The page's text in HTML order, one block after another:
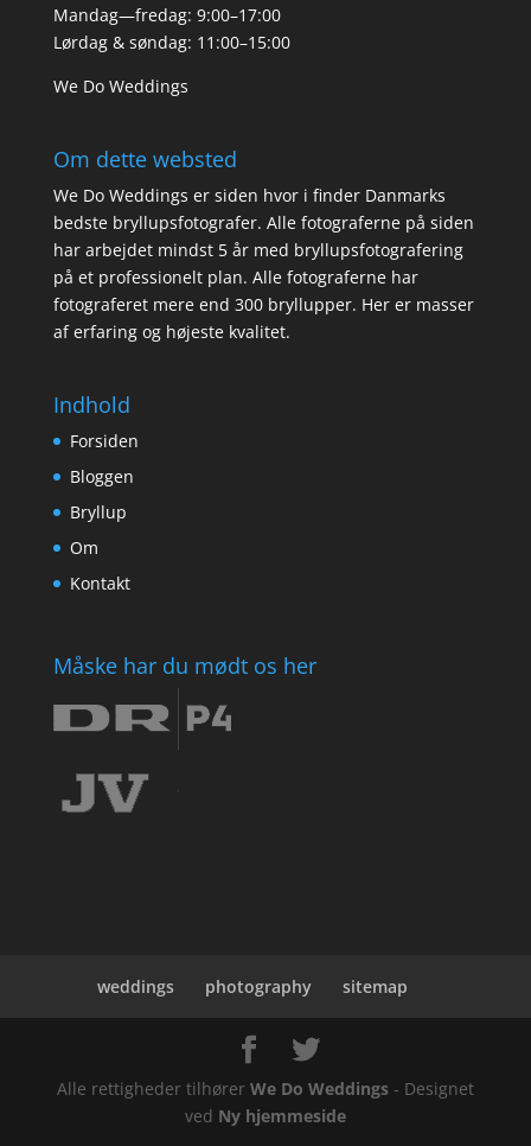
Mandag—fredag: 9:00–17:00
Lørdag & søndag: 11:00–15:00
We Do Weddings
Om dette websted
We Do Weddings er siden hvor i finder Danmarks
bedste bryllupsfotografer. Alle fotograferne på siden
har arbejdet mindst 5 år med bryllupsfotografering
på et professionelt plan. Alle fotograferne har
fotograferet mere end 300 bryllupper. Her er masser
af erfaring og højeste kvalitet.
Indhold
Forsiden
Bloggen
Bryllup
Om
Kontakt
Måske har du mødt os her
weddings photography sitemap
Alle rettigheder tilhører We Do Weddings- Designet
ved Ny hjemmeside